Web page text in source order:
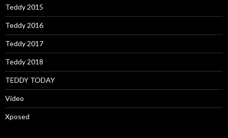
Teddy 2015
Teddy 2016
Teddy 2017
Teddy 2018
TEDDY TODAY
Video
Xposed